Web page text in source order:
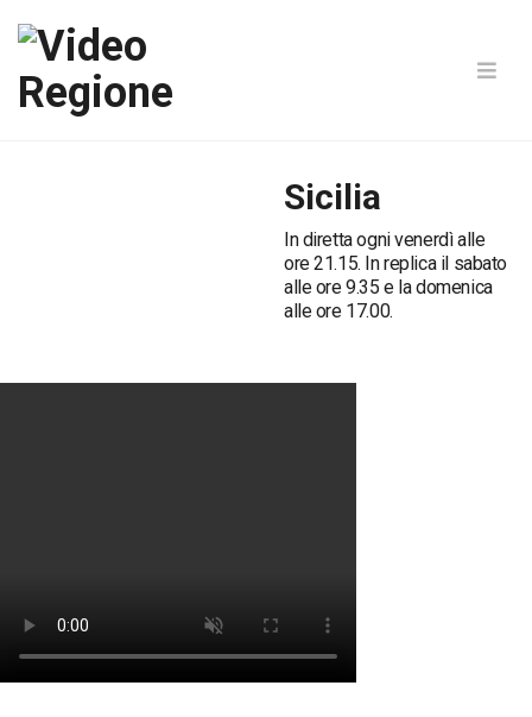
Sicilia
In diretta ogni venerdì alle
ore 21.15. In replica il sabato
alle ore 9.35 e la domenica
alle ore 17.00.